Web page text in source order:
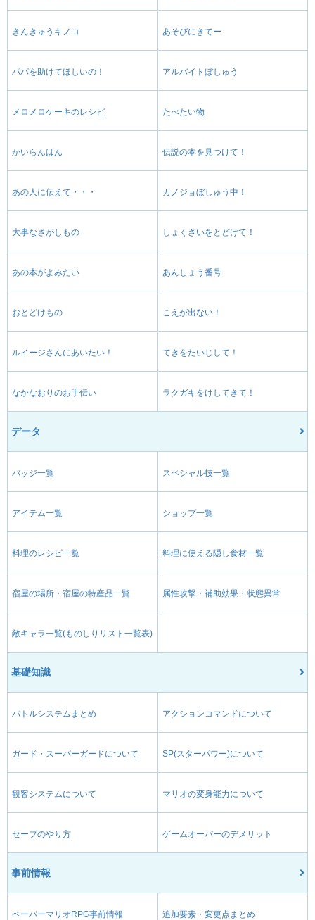
きんきゅうキノコ あそびにきてー
パパを助けてほしいの！ アルバイトぼしゅう
メロメロケーキのレシピ たべたい物
かいらんばん 伝説の本を見つけて！
あの人に伝えて・・・ カノジョぼしゅう中！
大事なさがしもの しょくざいをとどけて！
あの本がよみたい あんしょう番号
おとどけもの こえが出ない！
ルイージさんにあいたい！ てきをたいじして！
なかなおりのお手伝い ラクガキをけしてきて！
データ
バッジ一覧 スペシャル技一覧
アイテム一覧 ショップ一覧
料理のレシピ一覧 料理に使える隠し食材一覧
宿屋の場所・宿屋の特産品一覧 属性攻撃・補助効果・状態異常
敵キャラ一覧(ものしりリスト一覧表)
基礎知識
バトルシステムまとめ アクションコマンドについて
ガード・スーパーガードについて SP(スターパワー)について
観客システムについて マリオの変身能力について
セーブのやり方 ゲームオーバーのデメリット
事前情報
ペーパーマリオRPG事前情報 追加要素・変更点まとめ